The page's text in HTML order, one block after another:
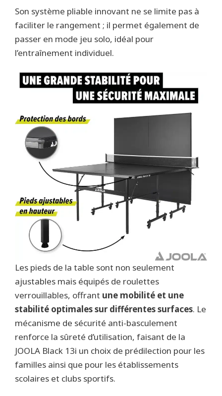
Son système pliable innovant ne se limite pas à
faciliter le rangement ; il permet également de
passer en mode jeu solo, idéal pour
l’entraînement individuel.
Les pieds de la table sont non seulement
ajustables mais équipés de roulettes
verrouillables, offrant une mobilité et une
stabilité optimales sur différentes surfaces. Le
mécanisme de sécurité anti-basculement
renforce la sûreté d’utilisation, faisant de la
JOOLA Black 13i un choix de prédilection pour les
familles ainsi que pour les établissements
scolaires et clubs sportifs.